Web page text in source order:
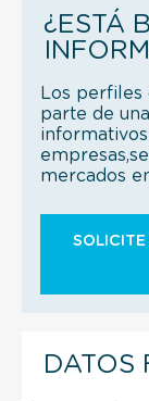
¿ESTÁ
Los perfiles
parte de
mercados
SOLICITE
DATOS